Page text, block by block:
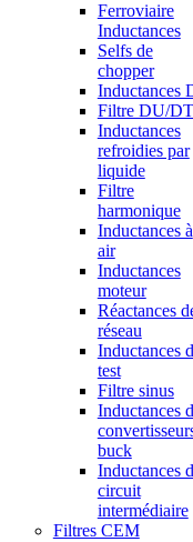
Ferroviaire
Inductances
Selfs de
chopper
Inductances
Filtre DU/DT
Inductances
refroidies par
liquide
Filtre
harmonique
Inductances à
air
Inductances
moteur
Réactances
réseau
Inductances
test
Filtre sinus
Inductances
buck
Inductances
circuit
intermédiaire
Filtres CEM